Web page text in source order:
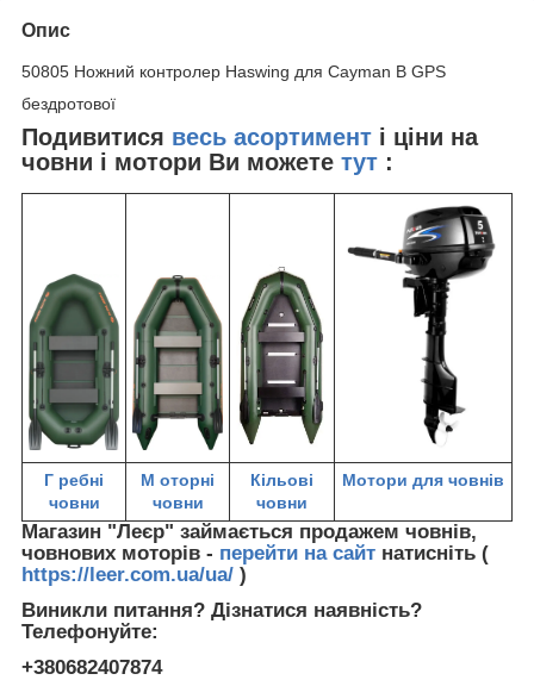
Опис
50805 Ножний контролер Haswing для Cayman B GPS
бездротової
Подивитися весь асортимент і ціни на
човни і мотори Ви можете тут :
Г ребні
човни
М оторні
човни
Кільові
човни
Мотори для човнів
Магазин "Леєр" займається продажем човнів,
човнових моторів - перейти на сайт натисніть (
https://leer.com.ua/ua/ )
Виникли питання? Дізнатися наявність?
Телефонуйте:
+380682407874